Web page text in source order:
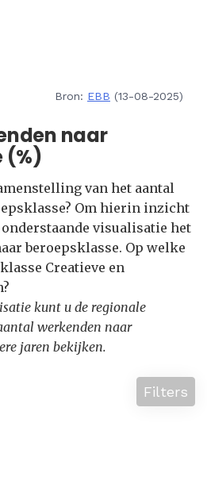
Bron: EBB (13-08-2025)
naar
(%)
van het aantal
Om hierin inzicht
visualisatie het
beroepsklasse. Op welke
Creatieve en
kunt u de regionale
werkenden naar
jaren bekijken.
Filters